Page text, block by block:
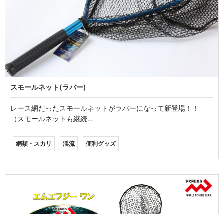
スモールネット(ラバー)
レース網だったスモールネットがラバーになって新登場！！
（スモールネットも継続…
網類・スカリ 渓流 便利グッズ